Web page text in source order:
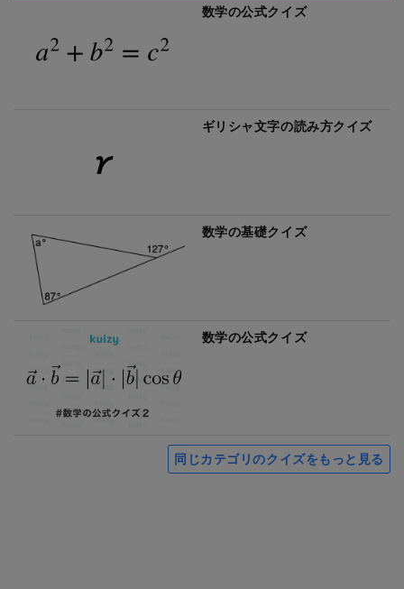
数学の公式クイズ
ギリシャ文字の読み方クイズ
数学の基礎クイズ
数学の公式クイズ
同じカテゴリのクイズをもっと見る